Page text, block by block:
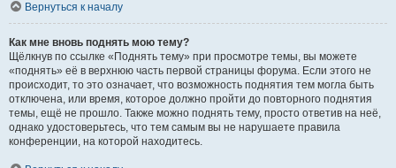
Вернуться к началу
Как мне вновь поднять мою тему?
Щёлкнув по ссылке «Поднять тему» при просмотре темы, вы можете
«поднять» её в верхнюю часть первой страницы форума. Если этого не
происходит, то это означает, что возможность поднятия тем могла быть
отключена, или время, которое должно пройти до повторного поднятия
темы, ещё не прошло. Также можно поднять тему, просто ответив на неё,
однако удостоверьтесь, что тем самым вы не нарушаете правила
конференции, на которой находитесь.